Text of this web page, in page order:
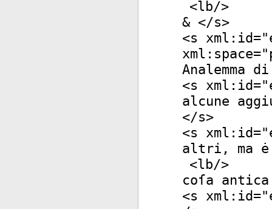
<lb/>
& </s>
<s xml:id="
xml:space="
<s xml:id="
alcune
</s>
<s xml:id="
altri, ma ė
<lb/>
coſa
<s xml:id="